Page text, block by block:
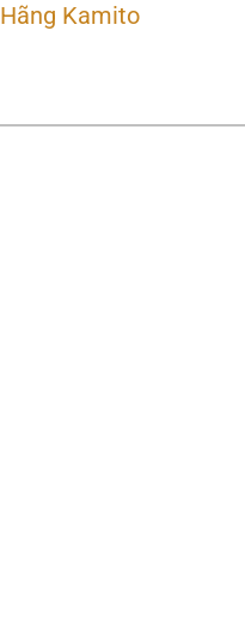
Hãng Kamito